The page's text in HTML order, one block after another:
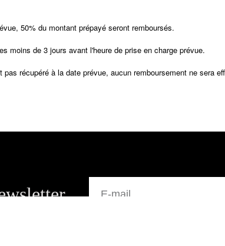
50% du montant prépayé seront remboursés.
moins de 3 jours avant l'heure de prise en charge prévue.
récupéré à la date prévue, aucun remboursement ne sera